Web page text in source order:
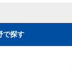
で探す